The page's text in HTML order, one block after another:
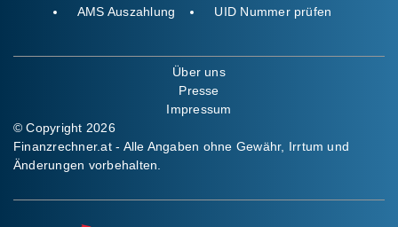
AMS Auszahlung UID Nummer prüfen
Über uns
Presse
Impressum
© Copyright 2026
Finanzrechner.at - Alle Angaben ohne Gewähr, Irrtum und
Änderungen vorbehalten.